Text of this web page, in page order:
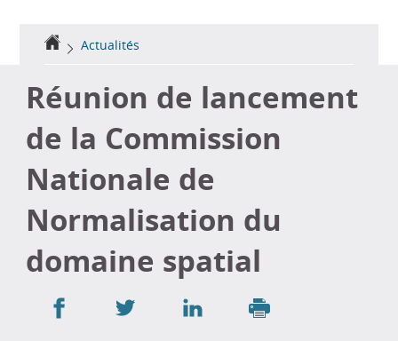
Accueil
Actualités
Réunion de lancement
de la Commission
Nationale de
Normalisation du
domaine spatial
Partager
Partager
Partager